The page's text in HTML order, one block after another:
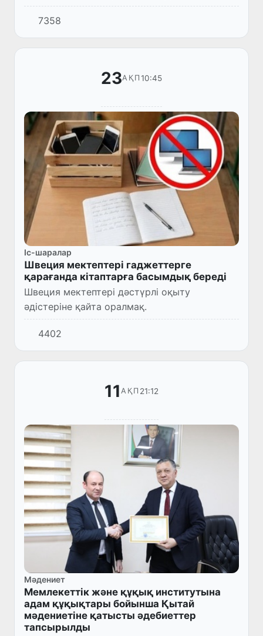
Асадовтың 20 мың сумға сатып алу чегін
бермегені және 20 мың сумды онлайн
бақылау кассалық аппаратының жа...
7358
23АҚП 10:45
Іс-шаралар
Швеция мектептері гаджеттерге
қарағанда кітаптарға басымдық береді
Швеция мектептері дәстүрлі оқыту
әдістеріне қайта оралмақ.
4402
11АҚП 21:12
Мәдениет
Мемлекеттік және құқық институтына
адам құқықтары бойынша Қытай
мәдениетіне қатысты әдебиеттер
тапсырылды